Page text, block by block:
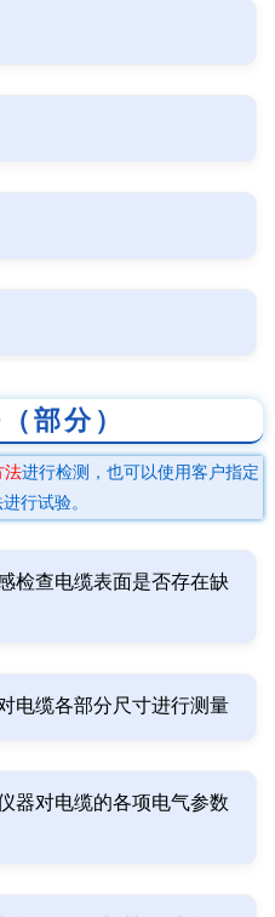
部分）
法进行检测，也可以使用客户指定
行试验。
检查电缆表面是否存在缺
电缆各部分尺寸进行测量
器对电缆的各项电气参数